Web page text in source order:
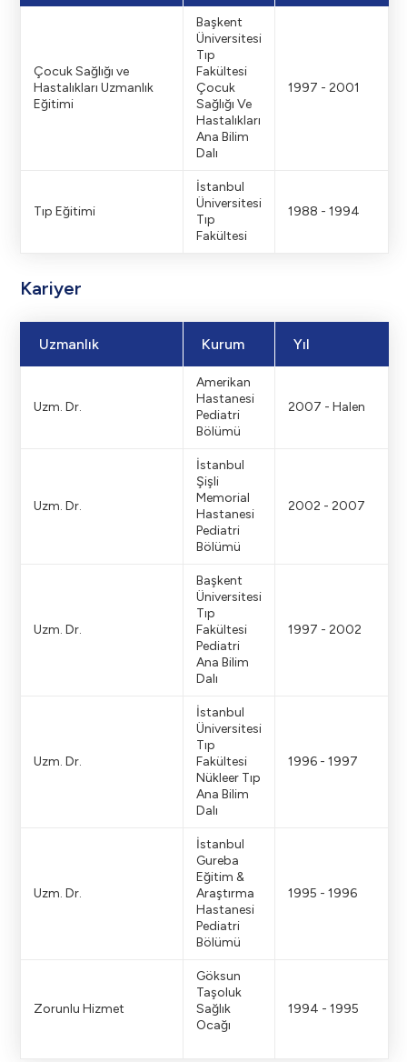
Çocuk Sağlığı ve
Hastalıkları Uzmanlık
Eğitimi
Başkent
Üniversitesi
Tıp
Fakültesi
Çocuk
Sağlığı Ve
Hastalıkları
Ana Bilim
Dalı
1997 - 2001
Tıp Eğitimi
İstanbul
Üniversitesi
Tıp
Fakültesi
1988 - 1994
Kariyer
Uzmanlık Kurum Yıl
Uzm. Dr.
Amerikan
Hastanesi
Pediatri
Bölümü
2007 - Halen
Uzm. Dr.
İstanbul
Şişli
Memorial
Hastanesi
Pediatri
Bölümü
2002 - 2007
Uzm. Dr.
Başkent
Üniversitesi
Tıp
Fakültesi
Pediatri
Ana Bilim
Dalı
1997 - 2002
Uzm. Dr.
İstanbul
Üniversitesi
Tıp
Fakültesi
Nükleer Tıp
Ana Bilim
Dalı
1996 - 1997
Uzm. Dr.
İstanbul
Gureba
Eğitim &
Araştırma
Hastanesi
Pediatri
Bölümü
1995 - 1996
Zorunlu Hizmet
Göksun
Taşoluk
Sağlık
Ocağı
1994 - 1995